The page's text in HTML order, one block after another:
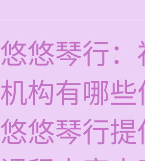
悠琴行
构有哪
悠琴行